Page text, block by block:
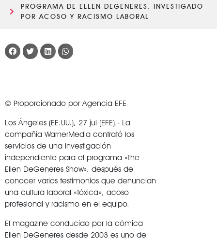
PROGRAMA DE ELLEN DEGENERES, INVESTIGADO
POR ACOSO Y RACISMO LABORAL
© Proporcionado por Agencia EFE
Los Ángeles (EE.UU.), 27 jul (EFE).- La
compañía WarnerMedia contrató los
servicios de una investigación
independiente para el programa «The
Ellen DeGeneres Show», después de
conocer varios testimonios que denuncian
una cultura laboral «tóxica», acoso
profesional y racismo en el equipo.
El magazine conducido por la cómica
Ellen DeGeneres desde 2003 es uno de